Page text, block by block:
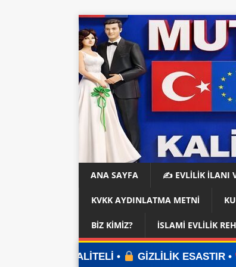
ANA SAYFA ✍️ EVLİLİK İLANI
KVKK AYDINLATMA METNI
BIZ KIMIZ? İSLAMI EVLILIK
GİZLİLİK ESASTIR • ÜYELİK YOK •